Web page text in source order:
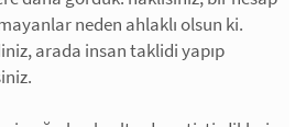
neden ahlaklı olsun ki.
arada insan taklidi yapıp